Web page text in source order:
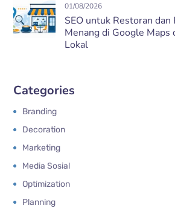
01/08/2026
SEO untuk Restoran dan
Menang di Google Maps
Lokal
Categories
Branding
Decoration
Marketing
Media Sosial
Optimization
Planning